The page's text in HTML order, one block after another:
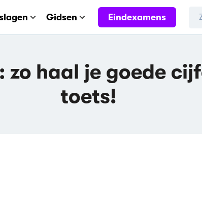
Gidsen Eindexamens
zo haal je goede
toets!